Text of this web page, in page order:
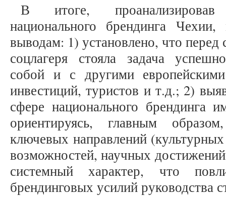
В итоге, проанализировав
национального брендинга
выводам: 1) установлено, что
соцлагеря стояла задача
собой и с другими
инвестиций, туристов и т.д.; 2)
сфере национального брендинга
ориентируясь, главным
ключевых направлений
возможностей, научных
системный характер, что
брендинговых усилий руководства